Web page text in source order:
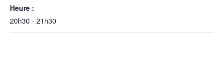
Heure :
20h30 - 21h30